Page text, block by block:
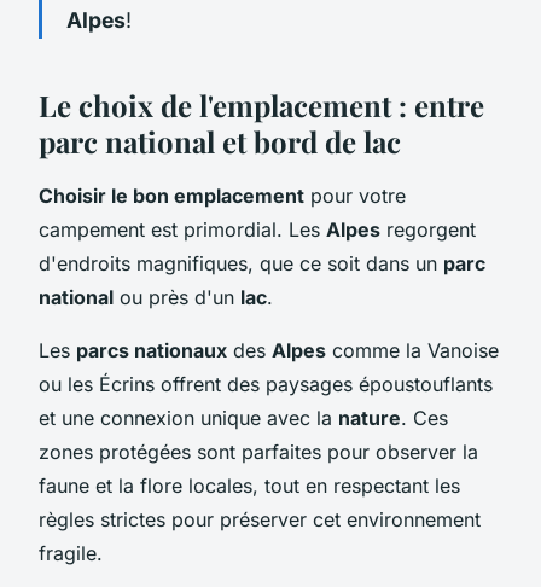
Alpes!
Le choix de l'emplacement : entre
parc national et bord de lac
Choisir le bon emplacement pour votre
campement est primordial. Les Alpes regorgent
d'endroits magnifiques, que ce soit dans un parc
national ou près d'un lac.
Les parcs nationaux des Alpes comme la Vanoise
ou les Écrins offrent des paysages époustouflants
et une connexion unique avec la nature. Ces
zones protégées sont parfaites pour observer la
faune et la flore locales, tout en respectant les
règles strictes pour préserver cet environnement
fragile.